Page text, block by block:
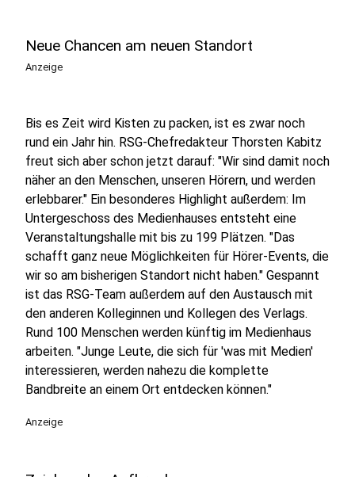
Neue Chancen am neuen Standort
Anzeige
Bis es Zeit wird Kisten zu packen, ist es zwar noch
rund ein Jahr hin. RSG-Chefredakteur Thorsten Kabitz
freut sich aber schon jetzt darauf: "Wir sind damit noch
näher an den Menschen, unseren Hörern, und werden
erlebbarer." Ein besonderes Highlight außerdem: Im
Untergeschoss des Medienhauses entsteht eine
Veranstaltungshalle mit bis zu 199 Plätzen. "Das
schafft ganz neue Möglichkeiten für Hörer-Events, die
wir so am bisherigen Standort nicht haben." Gespannt
ist das RSG-Team außerdem auf den Austausch mit
den anderen Kolleginnen und Kollegen des Verlags.
Rund 100 Menschen werden künftig im Medienhaus
arbeiten. "Junge Leute, die sich für 'was mit Medien'
interessieren, werden nahezu die komplette
Bandbreite an einem Ort entdecken können."
Anzeige